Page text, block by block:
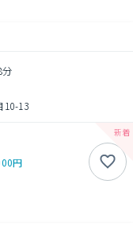
10-13
円